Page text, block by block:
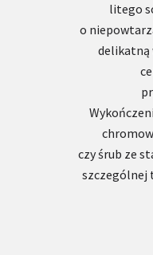
litego
o
delikatną
czy śrub ze
szczególnej